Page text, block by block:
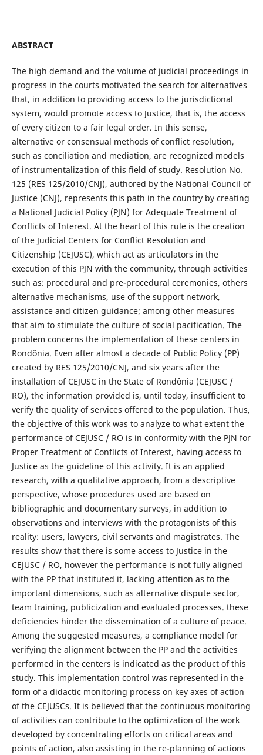
ABSTRACT
The high demand and the volume of judicial proceedings in
progress in the courts motivated the search for alternatives
that, in addition to providing access to the jurisdictional
system, would promote access to Justice, that is, the access
of every citizen to a fair legal order. In this sense,
alternative or consensual methods of conflict resolution,
such as conciliation and mediation, are recognized models
of instrumentalization of this field of study. Resolution No.
125 (RES 125/2010/CNJ), authored by the National Council of
Justice (CNJ), represents this path in the country by creating
a National Judicial Policy (PJN) for Adequate Treatment of
Conflicts of Interest. At the heart of this rule is the creation
of the Judicial Centers for Conflict Resolution and
Citizenship (CEJUSC), which act as articulators in the
execution of this PJN with the community, through activities
such as: procedural and pre-procedural ceremonies, others
alternative mechanisms, use of the support network,
assistance and citizen guidance; among other measures
that aim to stimulate the culture of social pacification. The
problem concerns the implementation of these centers in
Rondônia. Even after almost a decade of Public Policy (PP)
created by RES 125/2010/CNJ, and six years after the
installation of CEJUSC in the State of Rondônia (CEJUSC /
RO), the information provided is, until today, insufficient to
verify the quality of services offered to the population. Thus,
the objective of this work was to analyze to what extent the
performance of CEJUSC / RO is in conformity with the PJN for
Proper Treatment of Conflicts of Interest, having access to
Justice as the guideline of this activity. It is an applied
research, with a qualitative approach, from a descriptive
perspective, whose procedures used are based on
bibliographic and documentary surveys, in addition to
observations and interviews with the protagonists of this
reality: users, lawyers, civil servants and magistrates. The
results show that there is some access to Justice in the
CEJUSC / RO, however the performance is not fully aligned
with the PP that instituted it, lacking attention as to the
important dimensions, such as alternative dispute sector,
team training, publicization and evaluated processes. these
deficiencies hinder the dissemination of a culture of peace.
Among the suggested measures, a compliance model for
verifying the alignment between the PP and the activities
performed in the centers is indicated as the product of this
study. This implementation control was represented in the
form of a didactic monitoring process on key axes of action
of the CEJUSCs. It is believed that the continuous monitoring
of activities can contribute to the optimization of the work
developed by concentrating efforts on critical areas and
points of action, also assisting in the re-planning of actions